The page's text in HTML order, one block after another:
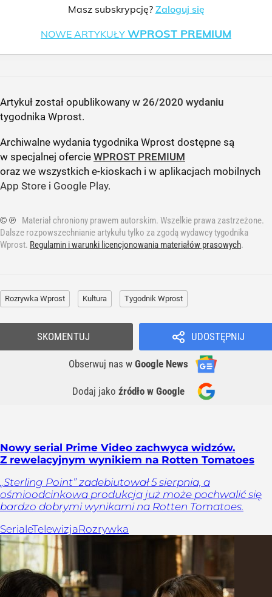
Masz subskrypcję? Zaloguj się
NOWE ARTYKUŁY WPROST PREMIUM
Artykuł został opublikowany w 26/2020 wydaniu
tygodnika Wprost.
Archiwalne wydania tygodnika Wprost dostępne są
w specjalnej ofercie WPROST PREMIUM
oraz we wszystkich e-kioskach i w aplikacjach mobilnych
App Store i Google Play.
© ℗
Materiał chroniony prawem autorskim. Wszelkie prawa zastrzeżone.
Dalsze rozpowszechnianie artykułu tylko za zgodą wydawcy tygodnika
Wprost. Regulamin i warunki licencjonowania materiałów prasowych.
Rozrywka Wprost Kultura Tygodnik Wprost
UDOSTĘPNIJ
Obserwuj nas w Google News
Dodaj jako źródło w Google
SKOMENTUJ
Nowy serial Prime Video zachwyca widzów.
Z rewelacyjnym wynikiem na Rotten Tomatoes
„Sterling Point” zadebiutował 5 sierpnia, a
ośmioodcinkowa produkcja już może pochwalić się
bardzo dobrymi wynikami na Rotten Tomatoes.
SerialeTelewizjaRozrywka